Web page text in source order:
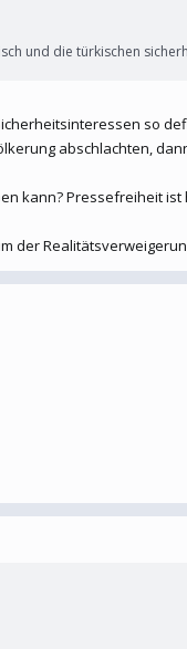
und die türkischen
so
abschlachten,
kann? Pressefreiheit
der